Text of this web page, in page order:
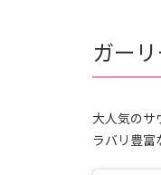
ガー
大人気のサ
ラバリ豊富